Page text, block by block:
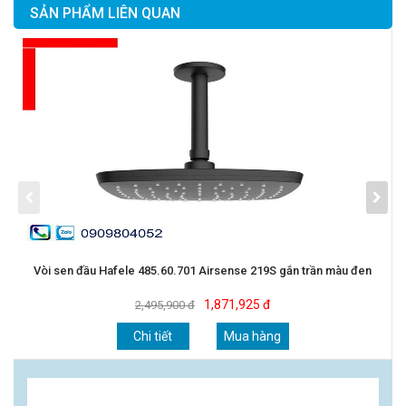
SẢN PHẨM LIÊN QUAN
Vòi sen đầu Hafele 485.60.701 Airsense 219S gắn trần màu đen
2,495,900 đ 1,871,925 đ
Chi tiết Mua hàng